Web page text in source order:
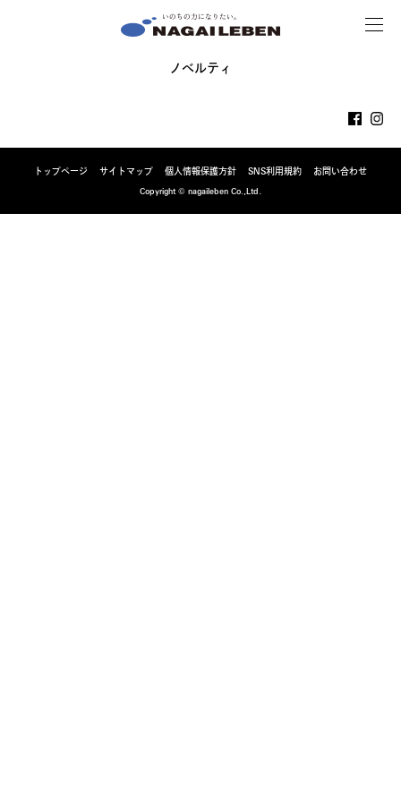
MENU
ノベルティ
トップページ サイトマップ 個人情報保護方針 SNS利用規約
お問い合わせ
Copyright © nagaileben Co.,Ltd.